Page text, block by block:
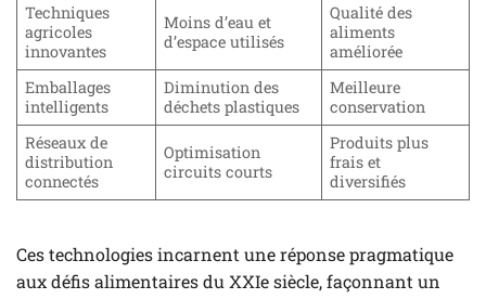
Techniques
agricoles
innovantes
Moins d’eau et
d’espace utilisés
Qualité des
aliments
améliorée
Emballages
intelligents
Diminution des
déchets plastiques
Meilleure
conservation
Réseaux de
distribution
connectés
Optimisation
circuits courts
Produits plus
frais et
diversifiés
Ces technologies incarnent une réponse pragmatique
aux défis alimentaires du XXIe siècle, façonnant un